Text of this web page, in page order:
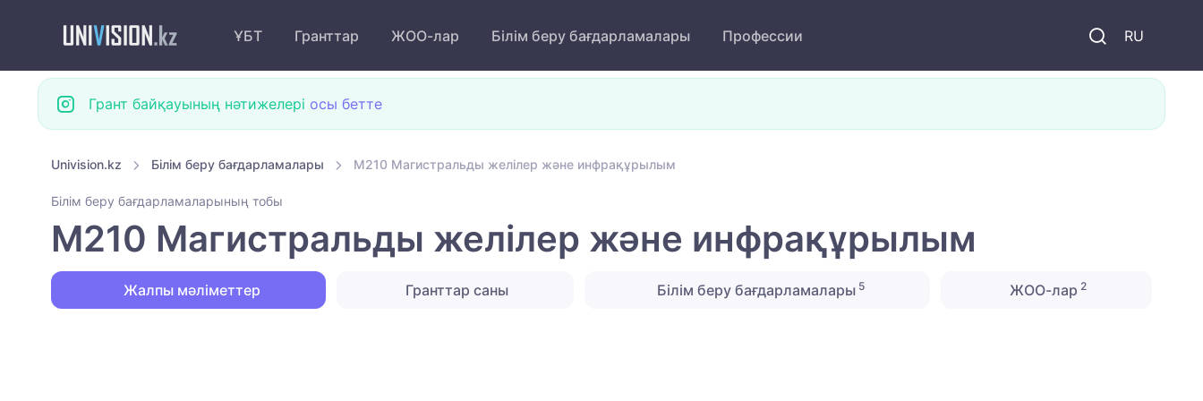
RU
ҰБТ Гранттар ЖОО-лар Білім беру бағдарламалары Профессии
Грант байқауының нәтижелері осы бетте
Univision.kz Білім беру бағдарламалары M210 Магистральды желілер және инфрақұрылым
Білім беру бағдарламаларының тобы
M210 Магистральды желілер және инфрақұрылым
Жалпы мәліметтер Гранттар саны Білім беру бағдарламалары 5 ЖОО-лар 2